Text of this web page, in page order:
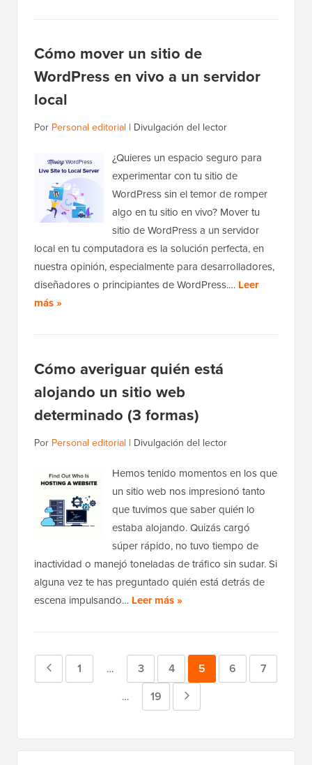
Cómo mover un sitio de
WordPress en vivo a un servidor
local
Por Personal editorial | Divulgación del lector
¿Quieres un espacio seguro para
experimentar con tu sitio de
WordPress sin el temor de romper
algo en tu sitio en vivo? Mover tu
sitio de WordPress a un servidor
local en tu computadora es la solución perfecta, en
nuestra opinión, especialmente para desarrolladores,
diseñadores o principiantes de WordPress.… Leer
más »
Cómo averiguar quién está
alojando un sitio web
determinado (3 formas)
Por Personal editorial | Divulgación del lector
Hemos tenido momentos en los que
un sitio web nos impresionó tanto
que tuvimos que saber quién lo
estaba alojando. Quizás cargó
súper rápido, no tuvo tiempo de
inactividad o manejó toneladas de tráfico sin sudar. Si
alguna vez te has preguntado quién está detrás de
escena impulsando… Leer más »
PáginaPágina
1
Páginas
provisionales
omitidas
… Página
3 Página
4 Página
5 Página
6 Página
7
Páginas
provisionales
… Página
19